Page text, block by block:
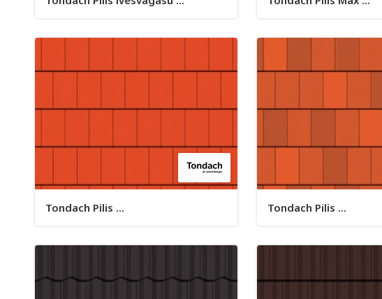
Tondach Pilis ... Tondach Pilis ...